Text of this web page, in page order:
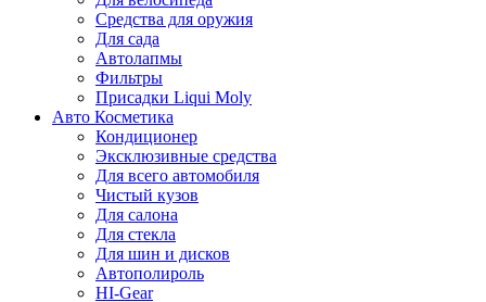
Средства для оружия
Для сада
Автолапмы
Фильтры
Присадки Liqui Moly
Авто Косметика
Кондиционер
Эксклюзивные средства
Для всего автомобиля
Чистый кузов
Для салона
Для стекла
Для шин и дисков
Автополироль
HI-Gear